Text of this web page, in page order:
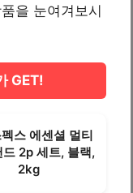
을 눈여겨보시
GET!
스 에센셜 멀티
드 2p 세트, 블랙,
2kg